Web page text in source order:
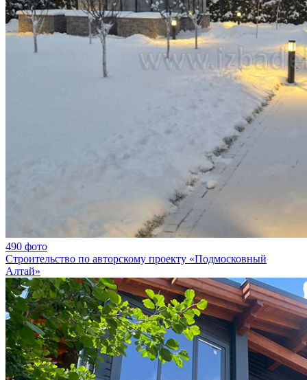
490 фото
Строительство по авторскому проекту «Подмосковный
Алтай»